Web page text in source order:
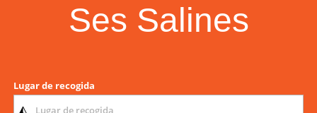
Ses Salines
Lugar de recogida